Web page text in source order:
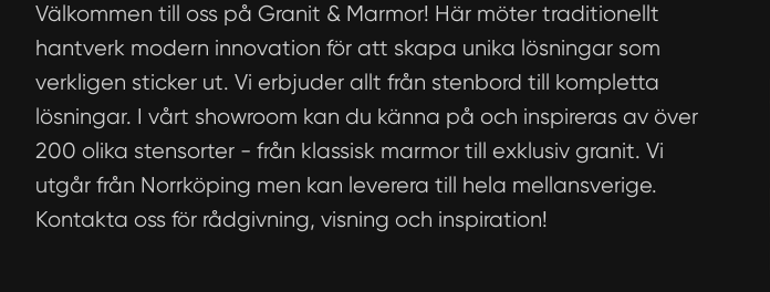
Välkommen till oss på Granit & Marmor! Här möter traditionellt
hantverk modern innovation för att skapa unika lösningar som
verkligen sticker ut. Vi erbjuder allt från stenbord till kompletta
lösningar. I vårt showroom kan du känna på och inspireras av över
200 olika stensorter - från klassisk marmor till exklusiv granit. Vi
utgår från Norrköping men kan leverera till hela mellansverige.
Kontakta oss för rådgivning, visning och inspiration!